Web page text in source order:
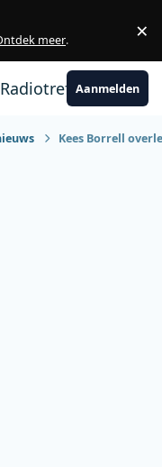
meer. ×
RadiotrefpuntAanmelden
Kees Borrell